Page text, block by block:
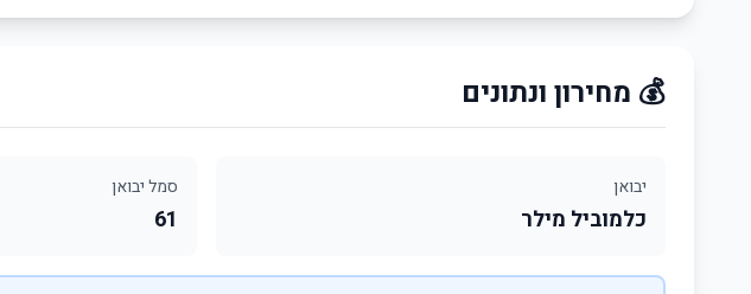
💰 מחירון ונתונים
יבואן
כלמוביל מילר
סמל יבואן
61